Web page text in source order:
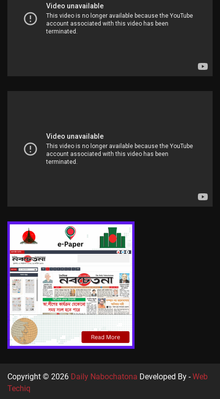
Copyright © 2026 Daily Nabochatona Developed By -Web
Techiq